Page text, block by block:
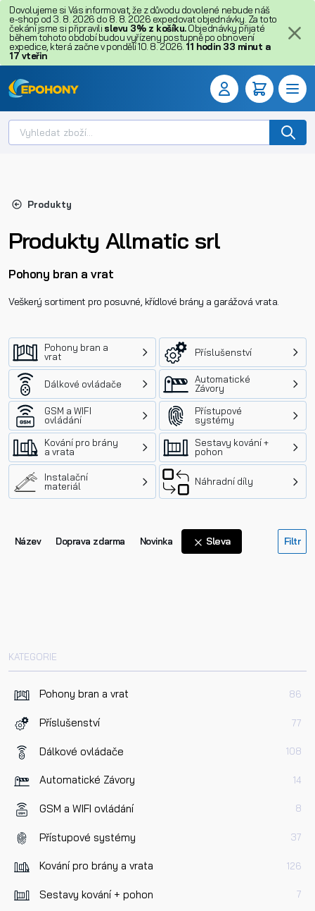
Dovolujeme si Vás informovat, že z důvodu dovolené nebude náš
e-shop od 3. 8. 2026 do 8. 8. 2026 expedovat objednávky. Za toto
čekání jsme si připravili slevu 3% z košíku.Objednávky přijaté
během tohoto období budou vyřízeny postupně po obnovení
expedice, která začne v pondělí 10. 8. 2026. 11 hodin 33 minut a
17 vteřin
KATEGORIE
Pohony bran a vrat 86
Příslušenství 77
Dálkové ovládače 108
Automatické Závory 14
GSM a WIFI ovládání 8
Přístupové systémy 37
Kování pro brány a vrata 126
Sestavy kování + pohon 7
Produkty
Produkty Allmatic srl
Pohony bran a vrat
Veškerý sortiment pro posuvné, křídlové brány a garážová vrata.
Pohony bran a
vrat
Příslušenství
Dálkové ovládače
Automatické
Závory
GSM a WIFI
ovládání
Přístupové
systémy
Kování pro brány
a vrata
Sestavy kování +
pohon
Instalační
materiál
Náhradní díly
Název Doprava zdarma Novinka Sleva